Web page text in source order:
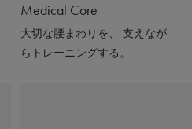
Medical Core
大切な腰まわりを、 支えなが
らトレーニングする。